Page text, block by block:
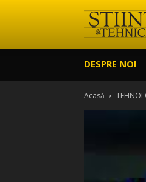
DESPRE NOI
Acasă